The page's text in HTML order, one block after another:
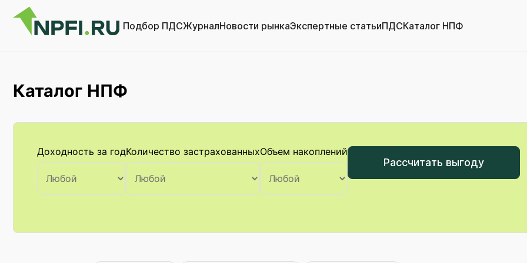
Подбор ПДСЖурналНовости рынкаЭкспертные статьиПДСКаталог НПФ
Каталог НПФ
Доходность за годКоличество застрахованныхОбъем накоплений
Рассчитать выгоду